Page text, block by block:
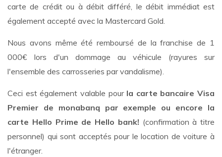
carte de crédit ou à débit différé, le débit immédiat est
également accepté avec la Mastercard Gold.
Nous avons même été remboursé de la franchise de 1
000€ lors d'un dommage au véhicule (rayures sur
l'ensemble des carrosseries par vandalisme).
Ceci est également valable pour la carte bancaire Visa
Premier de monabanq par exemple ou encore la
carte Hello Prime de Hello bank! (confirmation à titre
personnel) qui sont acceptés pour le location de voiture à
l'étranger.